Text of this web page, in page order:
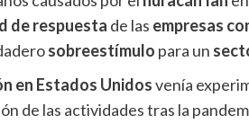
de respuesta de las empresas
sobreestímulo para un
en Estados Unidosvenía
de las actividades tras la